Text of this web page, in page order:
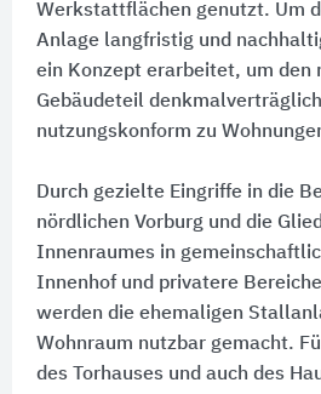
Werkstattflächen genutzt. Um
Anlage langfristig und
ein Konzept erarbeitet, um den
Gebäudeteil
nutzungskonform zu
Durch gezielte Eingriffe in die
nördlichen Vorburg und die
Innenraumes in
Innenhof und privatere
werden die ehemaligen
Wohnraum nutzbar gemacht.
des Torhauses und auch des